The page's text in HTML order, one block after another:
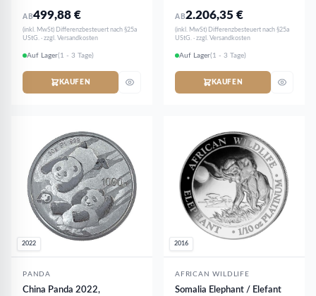
AB499,88€
(inkl. MwSt) Differenzbesteuert nach §25a
UStG. · zzgl. Versandkosten
Auf Lager(1 - 3 Tage)
KAUFEN
AB2.206,35€
(inkl. MwSt) Differenzbesteuert nach §25a
UStG. · zzgl. Versandkosten
Auf Lager(1 - 3 Tage)
KAUFEN
2022
PANDA
China Panda 2022,
2016
AFRICAN WILDLIFE
Somalia Elephant / Elefant